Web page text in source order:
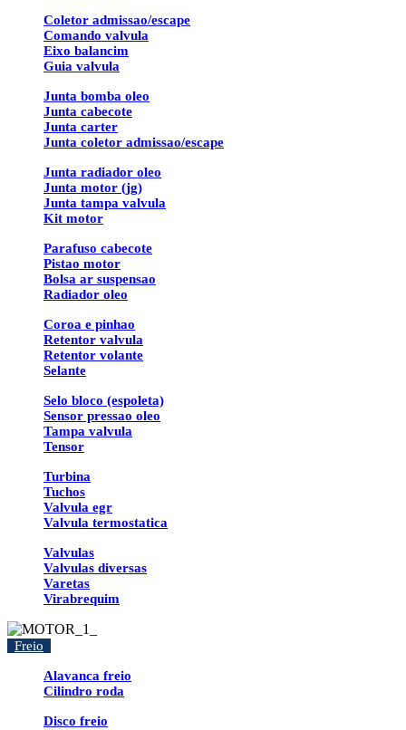
Coletor admissao/escape
Comando valvula
Eixo balancim
Guia valvula
Junta bomba oleo
Junta cabecote
Junta carter
Junta coletor admissao/escape
Junta radiador oleo
Junta motor (jg)
Junta tampa valvula
Kit motor
Parafuso cabecote
Pistao motor
Bolsa ar suspensao
Radiador oleo
Coroa e pinhao
Retentor valvula
Retentor volante
Selante
Selo bloco (espoleta)
Sensor pressao oleo
Tampa valvula
Tensor
Turbina
Tuchos
Valvula egr
Valvula termostatica
Valvulas
Valvulas diversas
Varetas
Virabrequim
Freio
Alavanca freio
Cilindro roda
Disco freio